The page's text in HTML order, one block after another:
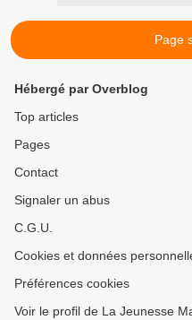
Page
Hébergé par Overblog
Top articles
Pages
Contact
Signaler un abus
C.G.U.
Cookies et données
Préférences cookies
Voir le profil de La Jeunesse